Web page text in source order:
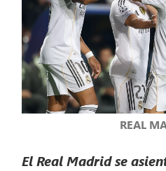
REAL
El Real Madrid se